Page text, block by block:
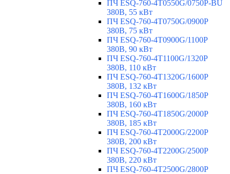
ПЧ ESQ-760-4T0550G/0750P-BU
380В, 55 кВт
ПЧ ESQ-760-4T0750G/0900P
380В, 75 кВт
ПЧ ESQ-760-4T0900G/1100P
380В, 90 кВт
ПЧ ESQ-760-4T1100G/1320P
380В, 110 кВт
ПЧ ESQ-760-4T1320G/1600P
380В, 132 кВт
ПЧ ESQ-760-4T1600G/1850P
380В, 160 кВт
ПЧ ESQ-760-4T1850G/2000P
380В, 185 кВт
ПЧ ESQ-760-4T2000G/2200P
380В, 200 кВт
ПЧ ESQ-760-4T2200G/2500P
380В, 220 кВт
ПЧ ESQ-760-4T2500G/2800P